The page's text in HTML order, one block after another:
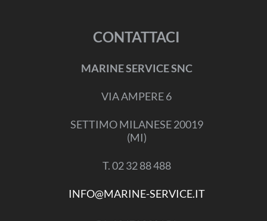
CONTATTACI
MARINE SERVICE SNC
VIA AMPERE 6
SETTIMO MILANESE 20019
(MI)
T. 02 32 88 488
INFO@MARINE-SERVICE.IT